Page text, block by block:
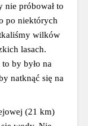
nie próbował to
po niektórych
wilków
lasach.
by było na
natknąć się na
(21 km)